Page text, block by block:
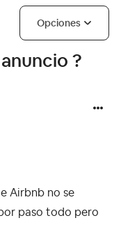
Opciones
?
Airbnb no se
paso todo pero